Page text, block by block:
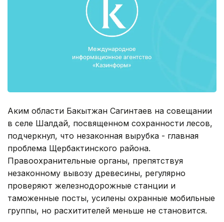
Аким области Бакытжан Сагинтаев на совещании
в селе Шалдай, посвященном сохранности лесов,
подчеркнул, что незаконная вырубка - главная
проблема Щербактинского района.
Правоохранительные органы, препятствуя
незаконному вывозу древесины, регулярно
проверяют железнодорожные станции и
таможенные посты, усилены охранные мобильные
группы, но расхитителей меньше не становится.